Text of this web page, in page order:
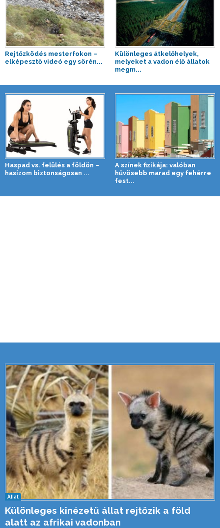
Rejtőzködés mesterfokon –
elképesztő videó egy sörén...
Különleges átkelőhelyek,
melyeket a vadon élő állatok
megm...
Haspad vs. felülés a földön –
hasizom biztonságosan ...
A színek fizikája: valóban
hűvösebb marad egy fehérre
fest...
Állat
Különleges kinézetű állat rejtőzik a föld
alatt az afrikai vadonban